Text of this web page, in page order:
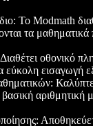
Το Modmath
τα
οθονικό
εύκολη εισαγωγή
αριθμητική